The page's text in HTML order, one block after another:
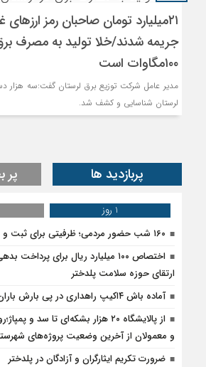
۲۱میلیارد تومان صاحبان رمز
جریمه شدند/خلا تولید به مصرف
۱۰۰مگاوات است
مدیر عامل شرکت توزیع برق لرستان گفت:سه هزار
لرستان شناسایی و کشف شد.
پربازدید ها پر
1 روز
۱۶۰ شب حضور مردمی؛ ظرفیتی برای ثبت و ماندگاری
اختصاص ۱۰۰ میلیارد ریال برای
ارتقای حوزه سلامت پلدختر
آماده باش ۴‌اکیپ راهداری در پی بارش باران در پلدختر
از پالایشگاه ۲۰ هزار بشکه‌ای تا سد و
و معمولان از آخرین وضعیت پروژه‌های
ضرورت تکریم ایثارگران و آزادگان در پلدختر